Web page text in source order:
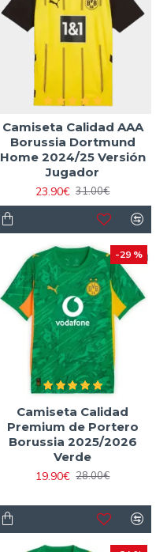
Camiseta Calidad AAA
Borussia Dortmund
Home 2024/25 Versión
Jugador
23.90€ 31.00€
-29 %
Camiseta Calidad
Premium de Portero
Borussia 2025/2026
Verde
19.90€ 28.00€